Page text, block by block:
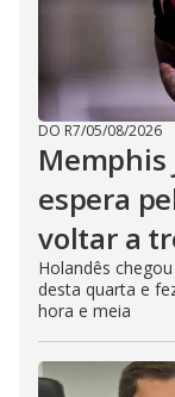
DO R7/05/08/2026
espera
voltar a
Holandês
desta quarta e
hora e meia